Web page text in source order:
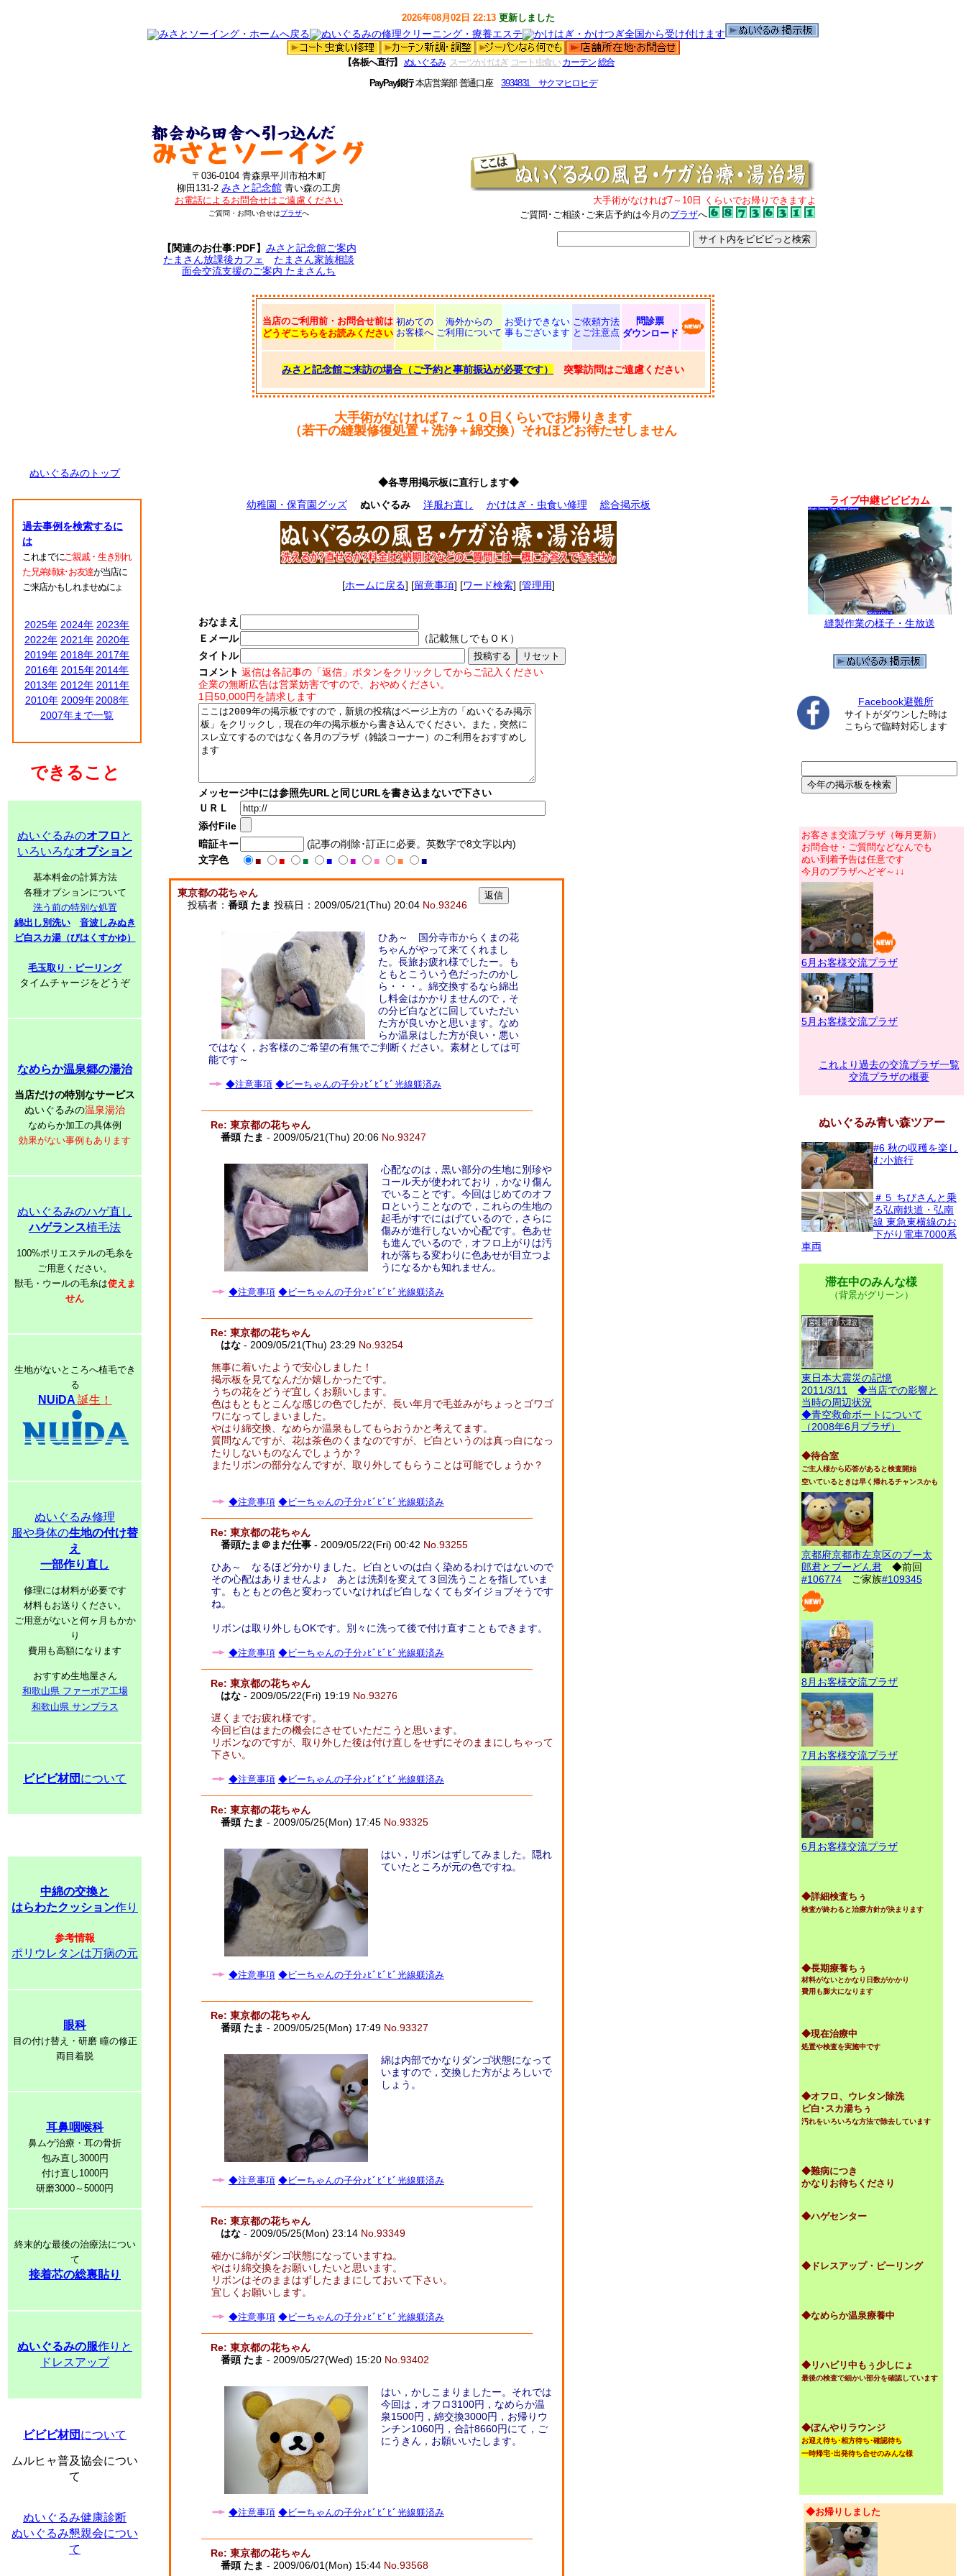
2026年08月02日 22:13 更新しました
【各板へ直行】 ぬいぐるみ スーツかけはぎ コート虫食い カーテン 総合
PayPay銀行本店営業部 普通口座3934831 サクマヒロヒデ
〒036-0104 青森県平川市柏木町
柳田131-2 みさと記念館 青い森の工房
お電話によるお問合せはご遠慮ください
ご質問・お問い合せはプラザへ
【関連のお仕事:PDF】 みさと記念館ご案内
たまさん放課後カフェ
たまさん家族相談
面会交流支援のご案内 たまさんち
大手術がなければ7～10日 くらいでお帰りできますよ
ご質問･ご相談･ご来店予約は今月のプラザへ
当店のご利用前・お問合せ前は
どうぞこちらをお読みください
初めての
お客様へ
海外からの
ご利用について
お受けできない
事もございます
ご依頼方法
とご注意点
問診票
ダウンロード
みさと記念館ご来訪の場合（ご予約と事前振込が必要です） 突撃訪問はご遠慮ください
大手術がなければ７～１０日くらいでお帰りきます
（若干の縫製修復処置＋洗浄＋綿交換）それほどお待たせしません
ぬいぐるみのトップ
過去事例を検索するに
は
これまでにご親戚・生き別れ
た兄弟姉妹･お友達が当店に
ご来店かもしれませぬにょ
2025年 2024年 2023年
2022年 2021年 2020年
2019年 2018年 2017年
2016年 2015年 2014年
2013年 2012年 2011年
2010年 2009年 2008年
2007年まで一覧
できること
ぬいぐるみのオフロ と
いろいろなオプション
基本料金の計算方法
各種オプションについて
洗う前の特別な処置
綿出し別洗い
音波しみぬき
ビ白スカ湯（びはくすかゆ）
毛玉取り・ピーリング
タイムチャージをどうぞ
なめらか温泉郷の湯治
当店だけの特別なサービス
ぬいぐるみの温泉湯治
なめらか加工の具体例
効果がない事例もあります
ぬいぐるみのハゲ直し
ハゲランス植毛法
100%ポリエステルの毛糸を
ご用意ください。
獣毛・ウールの毛糸は使えま
せん
生地がないところへ植毛でき
る
NUiDA 誕生！
ぬいぐるみ修理
服や身体の生地の付け替
え
一部作り直し
修理には材料が必要です
材料もお送りください。
ご用意がないと何ヶ月もかか
り
費用も高額になります
おすすめ生地屋さん
和歌山県 ファーボア工場
和歌山県 サンプラス
ビビビ材団 について
中綿の交換と
はらわたクッション作り
参考情報
ポリウレタンは万病の元
眼科
目の付け替え・研磨 瞳の修正
両目着脱
耳鼻咽喉科
鼻ムゲ治療・耳の骨折
包み直し3000円
付け直し1000円
研磨3000～5000円
終末的な最後の治療法につい
て
接着芯の総裏貼り
ぬいぐるみの服作りと
ドレスアップ
ビビビ材団 について
ムルヒャ普及協会につい
て
ぬいぐるみ健康診断
ぬいぐるみ懇親会につい
て
◆各専用掲示板に直行します◆
幼稚園・保育園グッズ
ぬいぐるみ 洋服お直し かけはぎ・虫食い修理 総合掲示板
[ホームに戻る] [留意事項] [ワード検索] [管理用]
おなまえ
Ｅメール
（記載無しでもＯＫ）
タイトル
コメント 返信は各記事の「返信」ボタンをクリックしてからご記入ください
企業の無断広告は営業妨害ですので、おやめください。
1日50,000円を請求します
メッセージ中には参照先URLと同じURLを書き込まないで下さい
ＵＲＬ
添付File
暗証キー
(記事の削除･訂正に必要。英数字で8文字以内)
文字色
■ ■ ■ ■ ■ ■ ■ ■
東京都の花ちゃん
投稿者： 番頭 たま 投稿日：2009/05/21(Thu) 20:04 No.93246
ひあ～ 国分寺市からくまの花
ちゃんがやって来てくれまし
た。長旅お疲れ様でしたー。も
ともとこういう色だったのかし
ら・・・。綿交換するなら綿出
し料金はかかりませんので，そ
の分ビ白などに回していただい
た方が良いかと思います。なめ
らか温泉はした方が良い・悪い
ではなく，お客様のご希望の有無でご判断ください。素材としては可
能です～
◆注意事項 ◆ビーちゃんの子分♪ﾋﾞﾋﾞﾋﾞ光線躾済み
Re: 東京都の花ちゃん
番頭 たま - 2009/05/21(Thu) 20:06 No.93247
心配なのは，黒い部分の生地に別珍や
コール天が使われており，かなり傷ん
でいることです。今回はじめてのオフ
ロということなので，これらの生地の
起毛がすでにはげているので，さらに
傷みが進行しないか心配です。色あせ
も進んでいるので，オフロ上がりは汚
れが落ちる変わりに色あせが目立つよ
うになるかも知れません。
◆注意事項 ◆ビーちゃんの子分♪ﾋﾞﾋﾞﾋﾞ光線躾済み
Re: 東京都の花ちゃん
はな - 2009/05/21(Thu) 23:29 No.93254
無事に着いたようで安心しました！
掲示板を見てなんだか嬉しかったです。
うちの花をどうぞ宜しくお願いします。
色はもともとこんな感じの色でしたが、長い年月で毛並みがちょっとゴワゴ
ワになってしまいました。
やはり綿交換、なめらか温泉もしてもらおうかと考えてます。
質問なんですが、花は茶色のくまなのですが、ビ白というのは真っ白になっ
たりしないものなんでしょうか？
またリボンの部分なんですが、取り外してもらうことは可能でしょうか？
◆注意事項 ◆ビーちゃんの子分♪ﾋﾞﾋﾞﾋﾞ光線躾済み
Re: 東京都の花ちゃん
番頭たま＠まだ仕事 - 2009/05/22(Fri) 00:42 No.93255
ひあ～ なるほど分かりました。ビ白といのは白く染めるわけではないので
その心配はありませんよ♪ あとは洗剤を変えて３回洗うことを指していま
す。もともとの色と変わっていなければビ白しなくてもダイジョブそうです
ね。
リボンは取り外しもOKです。別々に洗って後で付け直すこともできます。
◆注意事項 ◆ビーちゃんの子分♪ﾋﾞﾋﾞﾋﾞ光線躾済み
Re: 東京都の花ちゃん
はな - 2009/05/22(Fri) 19:19 No.93276
遅くまでお疲れ様です。
今回ビ白はまたの機会にさせていただこうと思います。
リボンなのですが、取り外した後は付け直しをせずにそのままにしちゃって
下さい。
◆注意事項 ◆ビーちゃんの子分♪ﾋﾞﾋﾞﾋﾞ光線躾済み
Re: 東京都の花ちゃん
番頭 たま - 2009/05/25(Mon) 17:45 No.93325
はい，リボンはずしてみました。隠れ
ていたところが元の色ですね。
◆注意事項 ◆ビーちゃんの子分♪ﾋﾞﾋﾞﾋﾞ光線躾済み
Re: 東京都の花ちゃん
番頭 たま - 2009/05/25(Mon) 17:49 No.93327
綿は内部でかなりダンゴ状態になって
いますので，交換した方がよろしいで
しょう。
◆注意事項 ◆ビーちゃんの子分♪ﾋﾞﾋﾞﾋﾞ光線躾済み
Re: 東京都の花ちゃん
はな - 2009/05/25(Mon) 23:14 No.93349
確かに綿がダンゴ状態になっていますね。
やはり綿交換をお願いしたいと思います。
リボンはそのままはずしたままにしておいて下さい。
宜しくお願いします。
◆注意事項 ◆ビーちゃんの子分♪ﾋﾞﾋﾞﾋﾞ光線躾済み
Re: 東京都の花ちゃん
番頭 たま - 2009/05/27(Wed) 15:20 No.93402
はい，かしこまりましたー。それでは
今回は，オフロ3100円，なめらか温
泉1500円，綿交換3000円，お帰りウ
ンチン1060円，合計8660円にて，ご
にうきん，お願いいたします。
◆注意事項 ◆ビーちゃんの子分♪ﾋﾞﾋﾞﾋﾞ光線躾済み
Re: 東京都の花ちゃん
番頭 たま - 2009/06/01(Mon) 15:44 No.93568
ライブ中継ビビビカム
縫製作業の様子・生放送
Facebook避難所
サイトがダウンした時は
こちらで臨時対応します
お客さま交流プラザ（毎月更新）
お問合せ・ご質問などなんでも
ぬい到着予告は任意です
今月のプラザへどぞ～↓↓
6月お客様交流プラザ
5月お客様交流プラザ
これより過去の交流プラザ一覧
交流プラザの概要
ぬいぐるみ青い森ツアー
#6 秋の収穫を楽し
む小旅行
＃５ ちびさんと乗
る弘南鉄道・弘南
線 東急東横線のお
下がり電車7000系
車両
滞在中のみんな様
（背景がグリーン）
東日本大震災の記憶
2011/3/11
◆当店での影響と
当時の周辺状況
◆青空救命ボートについて
（2008年6月プラザ）
◆待合室
ご主人様から応答があると検査開始
空いているときは早く帰れるチャンスかも
京都府京都市左京区のプー太
郎君とプーどん君 ◆前回
#106774 ご家族#109345
8月お客様交流プラザ
7月お客様交流プラザ
6月お客様交流プラザ
◆詳細検査ちぅ
検査が終わると治療方針が決まります
◆長期療養ちぅ
材料がないとかなり日数がかかり
費用も膨大になります
◆現在治療中
処置や検査を実施中です
◆オフロ、ウレタン除洗
ビ白･スカ湯ちぅ
汚れをいろいろな方法で除去しています
◆難病につき
かなりお待ちくださり
◆ハゲセンター
◆ドレスアップ・ピーリング
◆なめらか温泉療養中
◆リハビリ中もぅ少しにょ
最後の検査で細かい部分を確認しています
◆ぼんやりラウンジ
お迎え待ち･相方待ち･確認待ち
一時帰宅･出発待ち合せのみんな様
◆お帰りしました